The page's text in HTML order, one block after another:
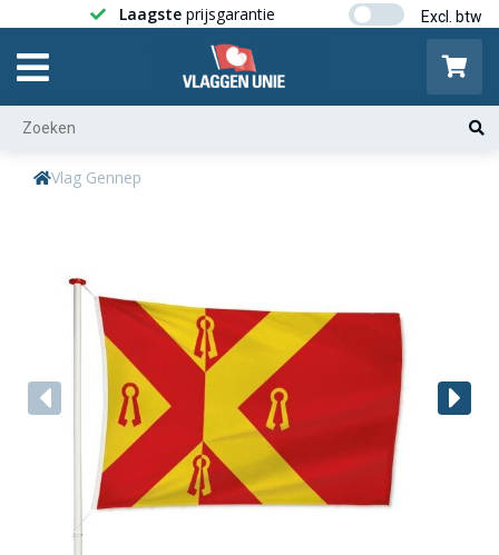
Laagste prijsgarantie Gratis
Vlag Gennep